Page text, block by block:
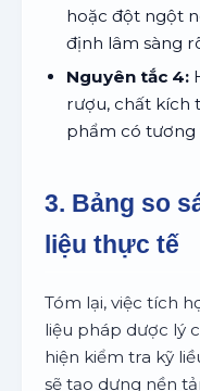
hoặc đột ngột
định lâm sàng
Nguyên tắc 4:
rượu, chất kích
phẩm có tương
3. Bảng so
liệu thực tế
Tóm lại, việc tích
liệu pháp dược lý
hiện kiểm tra kỹ
sẽ tạo dựng nền